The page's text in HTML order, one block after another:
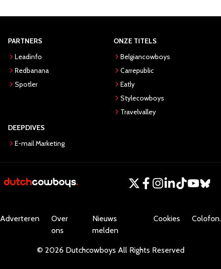
PARTNERS
Leadinfo
Redbanana
Spotler
ONZE TITELS
Belgiancowboys
Carrepublic
Eatly
Stylecowboys
Travelvalley
DEEPDIVES
E-mail Marketing
Adverteren
Over
ons
Nieuws
melden
Cookies Colofon.
© 2026 Dutchcowboys All Rights Reserved